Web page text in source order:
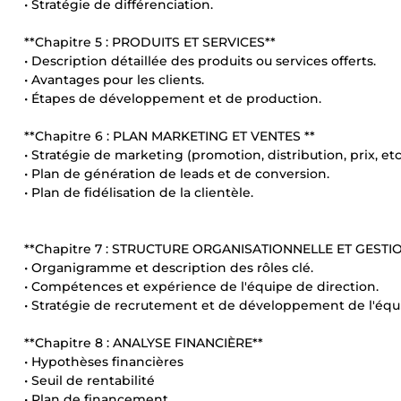
• Stratégie de différenciation.
**Chapitre 5 : PRODUITS ET SERVICES**
• Description détaillée des produits ou services offerts.
• Avantages pour les clients.
• Étapes de développement et de production.
**Chapitre 6 : PLAN MARKETING ET VENTES **
• Stratégie de marketing (promotion, distribution, prix,
• Plan de génération de leads et de conversion.
• Plan de fidélisation de la clientèle.
**Chapitre 7 : STRUCTURE ORGANISATIONNELLE ET
• Organigramme et description des rôles clé.
• Compétences et expérience de l'équipe de direction.
• Stratégie de recrutement et de développement de
**Chapitre 8 : ANALYSE FINANCIÈRE**
• Hypothèses financières
• Seuil de rentabilité